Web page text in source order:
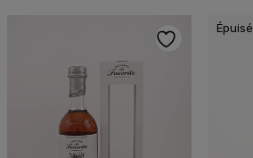
Épuisé